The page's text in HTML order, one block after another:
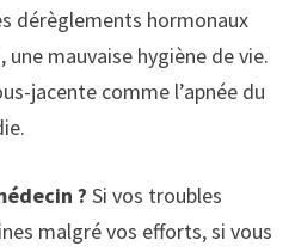
dérèglements hormonaux
mauvaise hygiène de vie.
jacente comme l’apnée du
? Si vos troubles
malgré vos efforts, si vous